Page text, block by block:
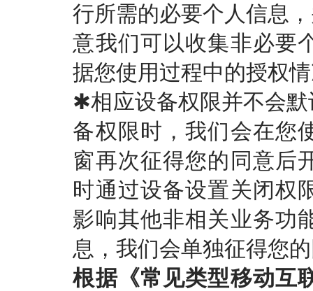
行所需的必要个人信息
意我们可以收集非必要
据您使用过程中的授权
✱相应设备权限并不会
备权限时，我们会在您
窗再次征得您的同意后
时通过设备设置关闭权
影响其他非相关业务功
息，我们会单独征得您
根据《常见类型移动互